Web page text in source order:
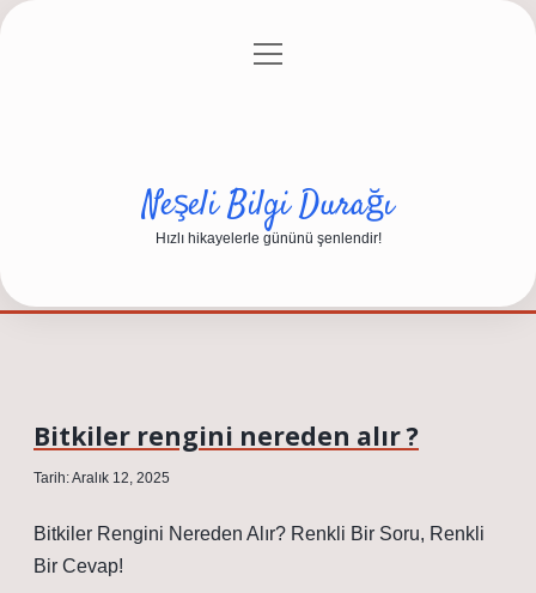
Gizlilik Politikası
menüyü
Neşeli Bilgi Durağı
Hızlı hikayelerle gününü şenlendir!
Bitkiler rengini nereden alır ?
Tarih: Aralık 12, 2025
Bitkiler Rengini Nereden Alır? Renkli Bir Soru, Renkli
Bir Cevap!